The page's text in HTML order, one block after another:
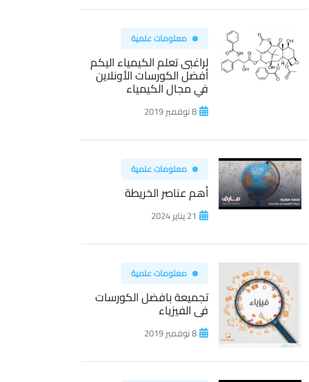
معلومات علمية
لراغبى تعلم الكيمياء اليكم
أفضل الكورسات الأونلاين
في مجال الكيمياء
8 نوفمبر 2019
معلومات علمية
أهم عناصر الخريطة
21 يناير 2024
معلومات علمية
تجميعة بافضل الكورسات
فى الفيزياء
8 نوفمبر 2019